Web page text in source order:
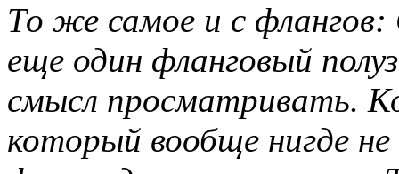
То же самое и с
еще один фланговый
смысл просматривать.
который вообще нигде